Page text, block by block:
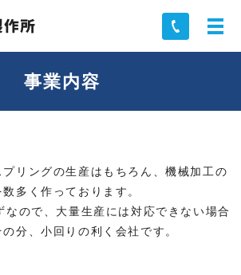
事業内容
リングの生産はもちろん、機械加工の
多く作っております。
ので、大量生産には対応できない場合
分、小回りの利く会社です。